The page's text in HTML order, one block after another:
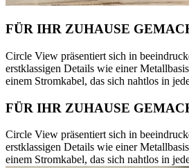
FÜR IHR ZUHAUSE
Circle View präsentiert sich in
erstklassigen Details wie einer
einem Stromkabel, das sich nahtlos in
FÜR IHR ZUHAUSE
Circle View präsentiert sich in
erstklassigen Details wie einer
einem Stromkabel, das sich nahtlos in